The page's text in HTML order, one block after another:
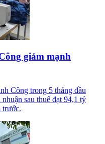
giảm mạnh
Công trong 5 tháng đầu
sau thuế đạt 94,1 tỷ
trước.